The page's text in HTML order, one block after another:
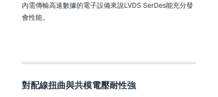
內需傳輸高速數據的電子設備來說LVDS SerDes能充分發
會性能。
對配線扭曲與共模電壓耐性強